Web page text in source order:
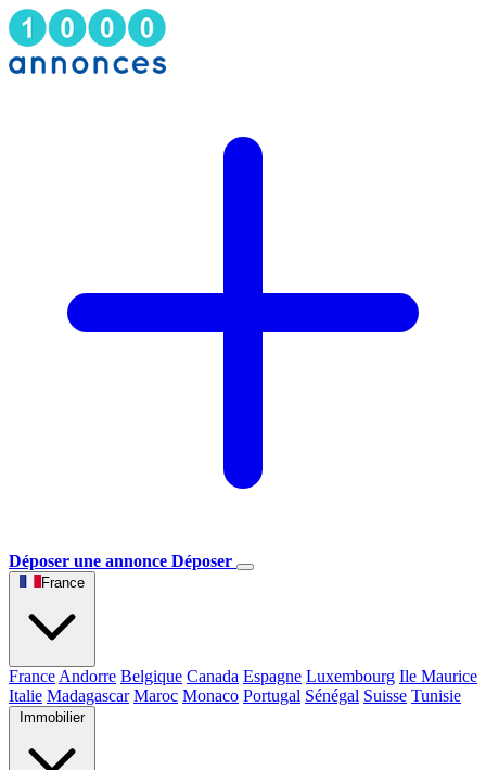
Déposer une annonce Déposer
France
France Andorre Belgique Canada Espagne Luxembourg Ile Maurice
Italie Madagascar Maroc Monaco Portugal Sénégal Suisse Tunisie
Immobilier